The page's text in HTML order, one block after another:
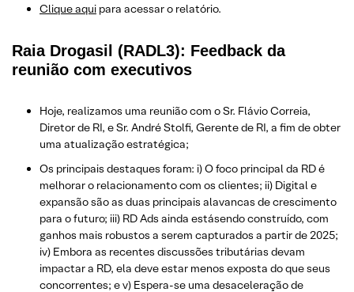
Clique aqui para acessar o relatório.
Raia Drogasil (RADL3): Feedback da
reunião com executivos
Hoje, realizamos uma reunião com o Sr. Flávio Correia,
Diretor de RI, e Sr. André Stolfi, Gerente de RI, a fim de obter
uma atualização estratégica;
Os principais destaques foram: i) O foco principal da RD é
melhorar o relacionamento com os clientes; ii) Digital e
expansão são as duas principais alavancas de crescimento
para o futuro; iii) RD Ads ainda estásendo construído, com
ganhos mais robustos a serem capturados a partir de 2025;
iv) Embora as recentes discussões tributárias devam
impactar a RD, ela deve estar menos exposta do que seus
concorrentes; e v) Espera-se uma desaceleração de